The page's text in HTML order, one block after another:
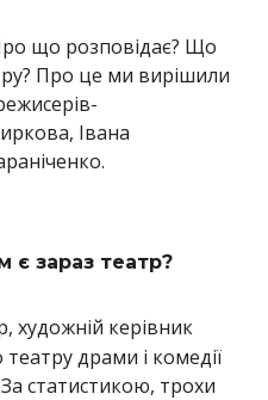
що розповідає? Що
Про це ми вирішили
Івана
є зараз театр?
художній керівник
драми і комедії
За статистикою, трохи